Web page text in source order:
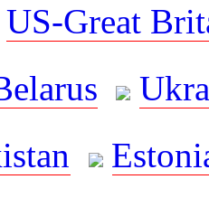
US-Great